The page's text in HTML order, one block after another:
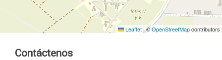
Leaflet |©OpenStreetMapcontributors
Contáctenos